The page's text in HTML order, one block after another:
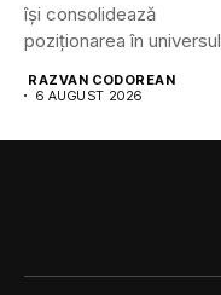
își consolidează
poziționarea în universul
RAZVAN CODOREAN
6 AUGUST 2026